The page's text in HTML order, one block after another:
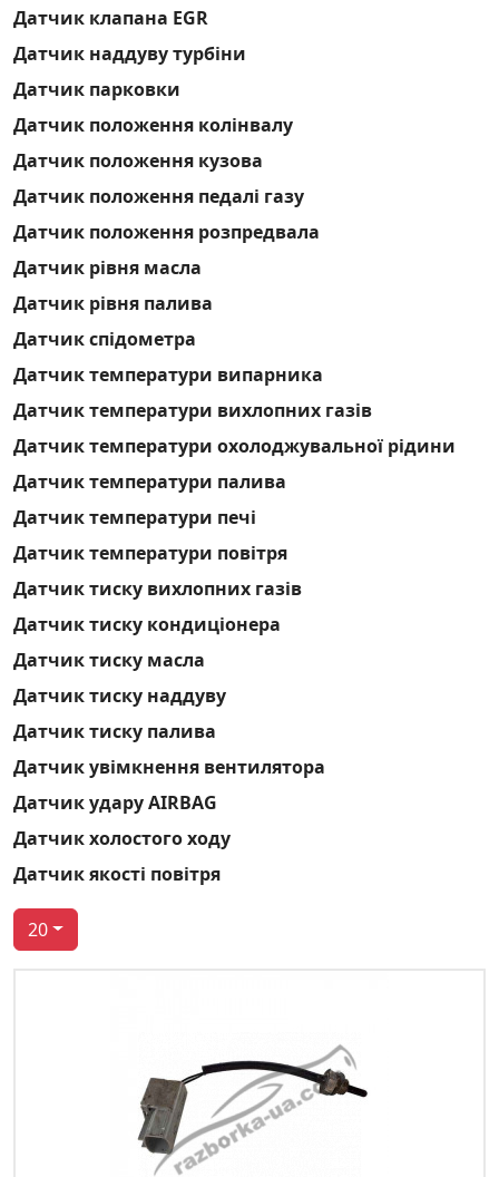
Датчик клапана EGR
Датчик наддуву турбіни
Датчик парковки
Датчик положення колінвалу
Датчик положення кузова
Датчик положення педалі газу
Датчик положення розпредвала
Датчик рівня масла
Датчик рівня палива
Датчик спідометра
Датчик температури випарника
Датчик температури вихлопних газів
Датчик температури охолоджувальної рідини
Датчик температури палива
Датчик температури печі
Датчик температури повітря
Датчик тиску вихлопних газів
Датчик тиску кондиціонера
Датчик тиску масла
Датчик тиску наддуву
Датчик тиску палива
Датчик увімкнення вентилятора
Датчик удару AIRBAG
Датчик холостого ходу
Датчик якості повітря
20